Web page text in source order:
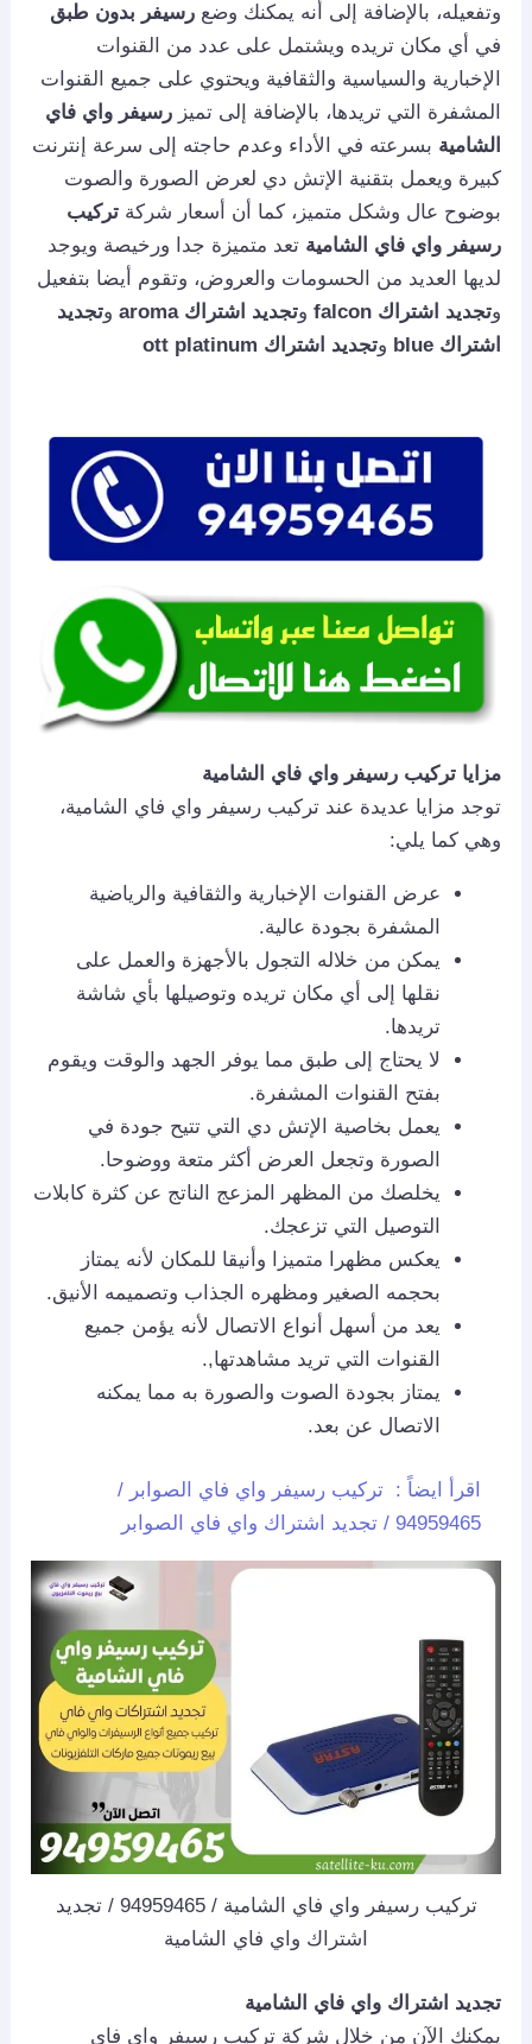
وتفعيله، بالإضافة إلى أنه يمكنك وضع رسيفر بدون طبق
في أي مكان تريده ويشتمل على عدد من القنوات
الإخبارية والسياسية والثقافية ويحتوي على جميع القنوات
المشفرة التي تريدها، بالإضافة إلى تميزرسيفر واي فاي
الشامية بسرعته في الأداء وعدم حاجته إلى سرعة إنترنت
كبيرة ويعمل بتقنية الإتش دي لعرض الصورة والصوت
بوضوح عال وشكل متميز، كما أن أسعار شركةتركيب
رسيفر واي فاي الشامية تعد متميزة جدا ورخيصة ويوجد
لديها العديد من الحسومات والعروض، وتقوم أيضا بتفعيل
وتجديد اشتراك falcon وتجديد اشتراك aroma وتجديد
اشتراك blue
وتجديد اشتراك ott platinum
مزايا تركيب رسيفر واي فاي الشامية
توجد مزايا عديدة عند تركيب رسيفر واي فاي الشامية،
وهي كما يلي:
عرض القنوات الإخبارية والثقافية والرياضية
المشفرة بجودة عالية.
يمكن من خلاله التجول بالأجهزة والعمل على
نقلها إلى أي مكان تريده وتوصيلها بأي شاشة
تريدها.
لا يحتاج إلى طبق مما يوفر الجهد والوقت ويقوم
بفتح القنوات المشفرة.
يعمل بخاصية الإتش دي التي تتيح جودة في
الصورة وتجعل العرض أكثر متعة ووضوحا.
يخلصك من المظهر المزعج الناتج عن كثرة كابلات
التوصيل التي تزعجك.
يعكس مظهرا متميزا وأنيقا للمكان لأنه يمتاز
بحجمه الصغير ومظهره الجذاب وتصميمه الأنيق.
يعد من أسهل أنواع الاتصال لأنه يؤمن جميع
القنوات التي تريد مشاهدتها,.
يمتاز بجودة الصوت والصورة به مما يمكنه
الاتصال عن بعد.
اقرأ ايضاً : تركيب رسيفر واي فاي الصوابر /
94959465 / تجديد اشتراك واي فاي الصوابر
تركيب رسيفر واي فاي الشامية / 94959465 / تجديد
اشتراك واي فاي الشامية
تجديد اشتراك واي فاي الشامية
يمكنك الآن من خلال شركة تركيب رسيفر واي فاي